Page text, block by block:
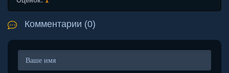
Комментарии (0)